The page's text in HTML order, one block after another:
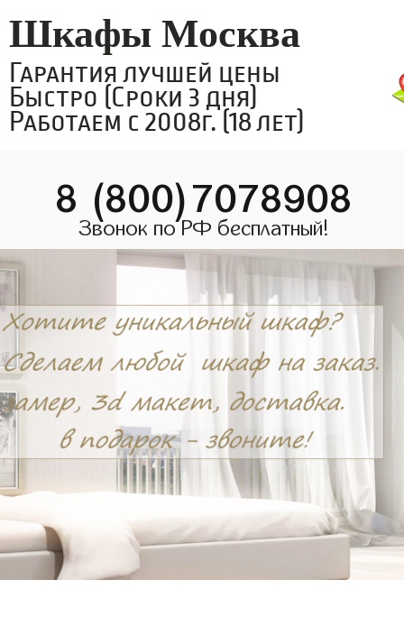
Шкафы Москва
Гарантия лучшей цены
Быстро (Сроки 3 дня)
Работаем с 2008г. (18 лет)
8 (800)7078908
Звонок по РФ бесплатный!